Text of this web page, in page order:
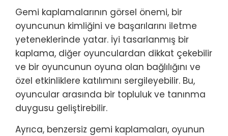
Gemi kaplamalarının görsel önemi, bir
oyuncunun kimliğini ve başarılarını iletme
yeteneklerinde yatar. İyi tasarlanmış bir
kaplama, diğer oyunculardan dikkat çekebilir
ve bir oyuncunun oyuna olan bağlılığını ve
özel etkinliklere katılımını sergileyebilir. Bu,
oyuncular arasında bir topluluk ve tanınma
duygusu geliştirebilir.
Ayrıca, benzersiz gemi kaplamaları, oyunun